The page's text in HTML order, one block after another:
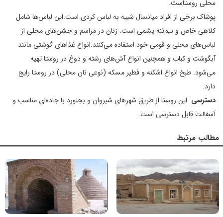
محلی روستاست.
پوشاک برخی از افراد میانسال شبیه به لباس کردی است.این لباس‌ها شامل
کلاهی خاص و نیم‌تنه پشمی است. زنان در مراسم و جشن‌های محلی از
لباس‌های محلی و قومی خود استفاده می‌کنند.انواع غذاهای گوشتی مانند
آبگوشت و کباب و همچنین انواع آش‌های رشته و دوغ در روستا تهیه
می‌شود. طبخ انواع اشکنه و فطیر مسکه (نوعی نان محلی) در روستا رایج
دارد.
دسترسی: این روستا از طریق شهرهای شیروان و بجنورد با جاده‌ای مناسب و
آسفالت قابل دسترسی است.
مطالب مرتبط